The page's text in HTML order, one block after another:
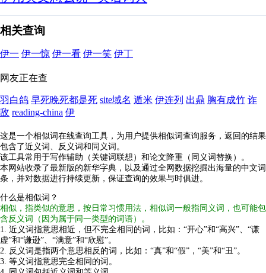
相关查询
伊一 伊一惊 伊一看 伊一笑 伊丁
网友正在查
羽白鸽 早死晚死都是死 site域名 遁米 伊连列 出鼎 胸有成竹 诈
敌 reading-china 伊
这是一个相似词在线查询工具，为用户提供相似词查询服务，返回的结果
包含了近义词、反义词和同义词。
该工具常用于写作辅助（关键词联想）和论文降重（同义词替换）。
本网站收录了最新版的新华字典，以及通过全网数据挖掘出海量的中文词
条，并对数据进行持续更新，保证查询的效果与时俱进。
什么是相似词？
相似，指类似的意思，按日常习惯用法，相似词一般指同义词，也可能包
含反义词（因为属于同一类型的词语）。
1. 近义词指意思相近，但不完全相同的词，比如：“开心”和“高兴”、“谦
虚”和“谦逊”、“满意”和“欣慰”。
2. 反义词是指两个意思相反的词，比如：“真”和“假”，“美”和“丑”。
3. 等义词指意思完全相同的词。